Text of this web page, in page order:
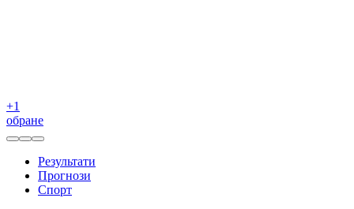
+1
обране
Результати
Прогнози
Спорт